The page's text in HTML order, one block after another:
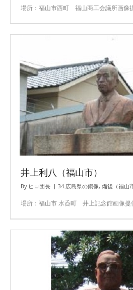
場所：福山市西町 福山商工会議所画像
井上利八（福山市）
By ヒロ団長 34.広島県の銅像, 備後（福山
場所：福山市 水呑町 井上記念館画像提